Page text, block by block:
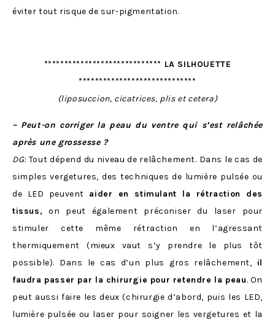
éviter tout risque de sur-pigmentation.
***************************** LA SILHOUETTE
*****************************
(liposuccion, cicatrices, plis et cetera)
– Peut-on corriger la peau du ventre qui s’est relâchée
après une grossesse ?
DG:Tout dépend du niveau de relâchement. Dans le cas de
simples vergetures, des techniques de lumière pulsée ou
de LED peuvent aider en stimulant la rétraction des
tissus, on peut également préconiser du laser pour
stimuler cette même rétraction en l’agressant
thermiquement (mieux vaut s’y prendre le plus tôt
possible). Dans le cas d’un plus gros relâchement, il
faudra passer par la chirurgie pour retendre la peau. On
peut aussi faire les deux (chirurgie d’abord, puis les LED,
lumière pulsée ou laser pour soigner les vergetures et la